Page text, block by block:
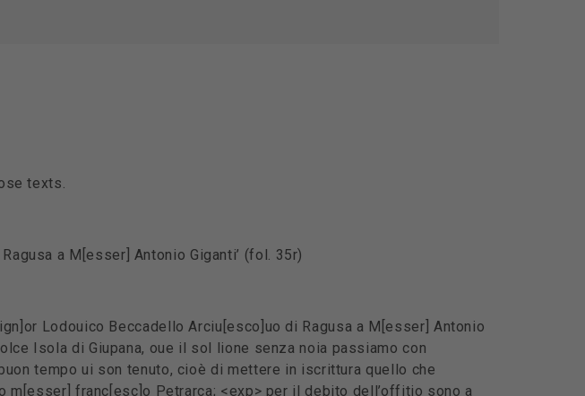
texts.
a M[esser] Antonio Giganti’ (fol. 35r)
Lodouico Beccadello Arciu[esco]uo di Ragusa a M[esser] Antonio
Isola di Giupana, oue il sol lione senza noia passiamo con
tempo ui son tenuto, cioè di mettere in iscrittura quello che
franc[esc]o Petrarca; <exp> per il debito dell’offitio sono a